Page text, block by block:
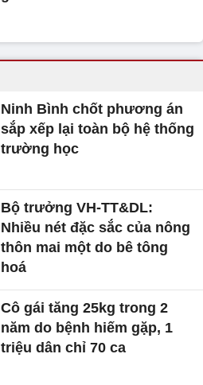
Ninh Bình chốt phương án
sắp xếp lại toàn bộ hệ thống
trường học
Bộ trưởng VH-TT&DL:
Nhiều nét đặc sắc của nông
thôn mai một do bê tông
hoá
Cô gái tăng 25kg trong 2
năm do bệnh hiếm gặp, 1
triệu dân chỉ 70 ca